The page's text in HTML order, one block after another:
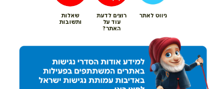
ניווט לאתר
רוצים לדעת
עוד על
האתר?
שאלות
ותשובות